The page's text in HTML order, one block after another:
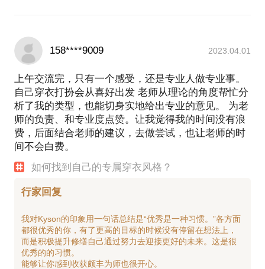
158****9009 2023.04.01
上午交流完，只有一个感受，还是专业人做专业事。
自己穿衣打扮会从喜好出发 老师从理论的角度帮忙分
析了我的类型，也能切身实地给出专业的意见。 为老
师的负责、和专业度点赞。让我觉得我的时间没有浪
费，后面结合老师的建议，去做尝试，也让老师的时
间不会白费。
如何找到自己的专属穿衣风格？
行家回复
我对Kyson的印象用一句话总结是“优秀是一种习惯。”各方面
都很优秀的你，有了更高的目标的时候没有停留在想法上，
而是积极提升修缮自己通过努力去迎接更好的未来。这是很
优秀的的习惯。
能够让你感到收获颇丰为师也很开心。